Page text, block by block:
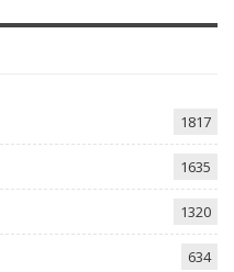
1817
1635
1320
634